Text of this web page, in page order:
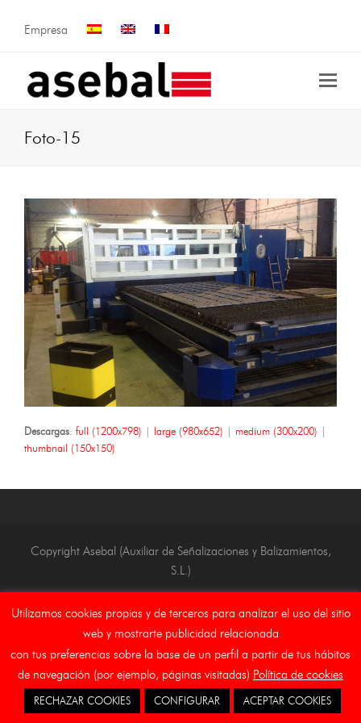
Empresa
Foto-15
Descargas: full (1200x798) | large (980x652) | medium (300x200) |
thumbnail (150x150)
Copyright Asebal (Auxiliar de Señalizaciones y Balizamientos,
S.L.)
Utilizamos cookies propias y de terceros para analizar el uso del sitio
web y mostrarte publicidad relacionada
con tus preferencias sobre la base de un perfil a partir de tus hábitos
de navegación (por ejemplo, páginas visitadas) Política de cookies
RECHAZAR COOKIES CONFIGURAR ACEPTAR COOKIES